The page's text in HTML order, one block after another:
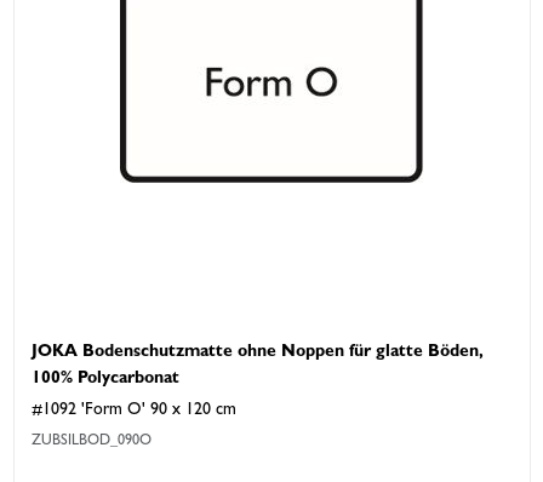
JOKA Bodenschutzmatte ohne Noppen für glatte Böden,
100% Polycarbonat
#1092 'Form O' 90 x 120 cm
ZUBSILBOD_090O